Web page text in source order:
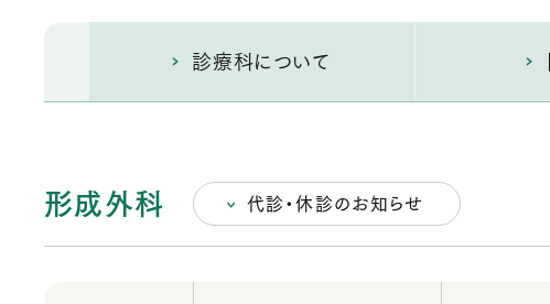
診療科について
形成外科 代診・休診のお知らせ